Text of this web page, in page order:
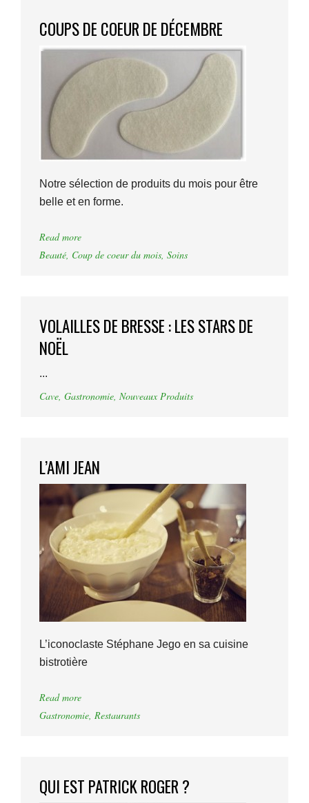
COUPS DE COEUR DE DÉCEMBRE
Notre sélection de produits du mois pour être
belle et en forme.
Read more
Beauté, Coup de coeur du mois, Soins
VOLAILLES DE BRESSE : LES STARS DE
NOËL
...
Cave, Gastronomie, Nouveaux Produits
L’AMI JEAN
L’iconoclaste Stéphane Jego en sa cuisine
bistrotière
Read more
Gastronomie, Restaurants
QUI EST PATRICK ROGER ?